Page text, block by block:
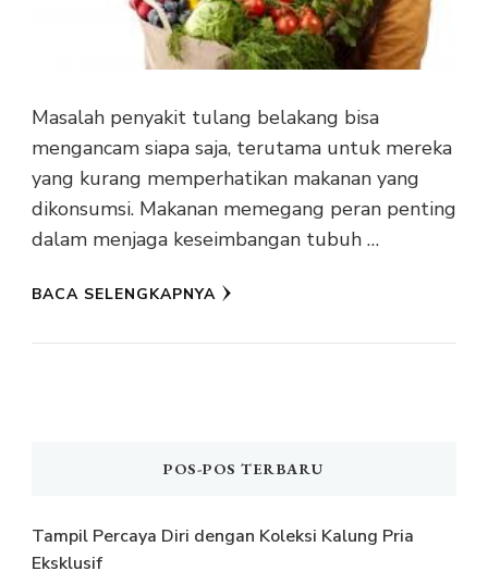
Masalah penyakit tulang belakang bisa
mengancam siapa saja, terutama untuk mereka
yang kurang memperhatikan makanan yang
dikonsumsi. Makanan memegang peran penting
dalam menjaga keseimbangan tubuh …
BACA SELENGKAPNYA
POS-POS TERBARU
Tampil Percaya Diri dengan Koleksi Kalung Pria
Eksklusif